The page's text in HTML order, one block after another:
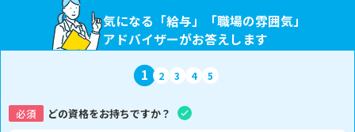
気になる「給与」「職場の雰囲気」
アドバイザーがお答えします
1 2 3 4 5
必須 どの資格をお持ちですか？